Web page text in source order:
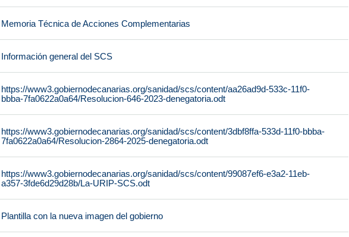
Memoria Técnica de Acciones Complementarias
Información general del SCS
https://www3.gobiernodecanarias.org/sanidad/scs/content/aa26ad9d-533c-11f0-
bbba-7fa0622a0a64/Resolucion-646-2023-denegatoria.odt
https://www3.gobiernodecanarias.org/sanidad/scs/content/3dbf8ffa-533d-11f0-bbba-
7fa0622a0a64/Resolucion-2864-2025-denegatoria.odt
https://www3.gobiernodecanarias.org/sanidad/scs/content/99087ef6-e3a2-11eb-
a357-3fde6d29d28b/La-URIP-SCS.odt
Plantilla con la nueva imagen del gobierno